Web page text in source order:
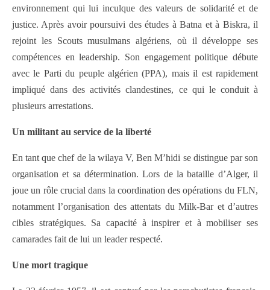
environnement qui lui inculque des valeurs de solidarité et de
justice. Après avoir poursuivi des études à Batna et à Biskra, il
rejoint les Scouts musulmans algériens, où il développe ses
compétences en leadership. Son engagement politique débute
avec le Parti du peuple algérien (PPA), mais il est rapidement
impliqué dans des activités clandestines, ce qui le conduit à
plusieurs arrestations.
Un militant au service de la liberté
En tant que chef de la wilaya V, Ben M’hidi se distingue par son
organisation et sa détermination. Lors de la bataille d’Alger, il
joue un rôle crucial dans la coordination des opérations du FLN,
notamment l’organisation des attentats du Milk-Bar et d’autres
cibles stratégiques. Sa capacité à inspirer et à mobiliser ses
camarades fait de lui un leader respecté.
Une mort tragique